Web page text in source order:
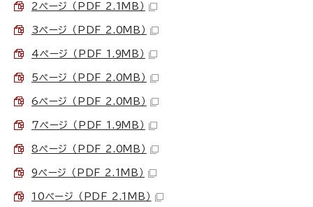
2ページ （PDF 2.1MB）
3ページ （PDF 2.0MB）
4ページ （PDF 1.9MB）
5ページ （PDF 2.0MB）
6ページ （PDF 2.0MB）
7ページ （PDF 1.9MB）
8ページ （PDF 2.0MB）
9ページ （PDF 2.1MB）
10ページ （PDF 2.1MB）